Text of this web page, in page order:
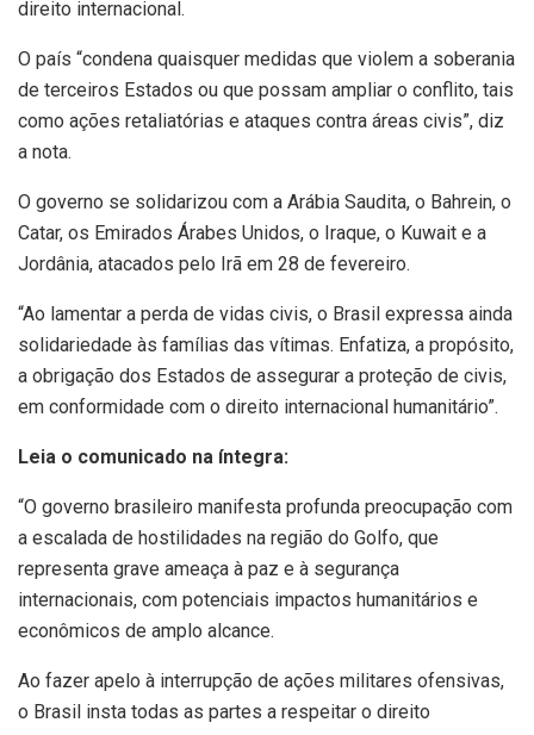
direito internacional.
O país “condena quaisquer medidas que violem a soberania
de terceiros Estados ou que possam ampliar o conflito, tais
como ações retaliatórias e ataques contra áreas civis”, diz
a nota.
O governo se solidarizou com a Arábia Saudita, o Bahrein, o
Catar, os Emirados Árabes Unidos, o Iraque, o Kuwait e a
Jordânia, atacados pelo Irã em 28 de fevereiro.
“Ao lamentar a perda de vidas civis, o Brasil expressa ainda
solidariedade às famílias das vítimas. Enfatiza, a propósito,
a obrigação dos Estados de assegurar a proteção de civis,
em conformidade com o direito internacional humanitário”.
Leia o comunicado na íntegra:
“O governo brasileiro manifesta profunda preocupação com
a escalada de hostilidades na região do Golfo, que
representa grave ameaça à paz e à segurança
internacionais, com potenciais impactos humanitários e
econômicos de amplo alcance.
Ao fazer apelo à interrupção de ações militares ofensivas,
o Brasil insta todas as partes a respeitar o direito